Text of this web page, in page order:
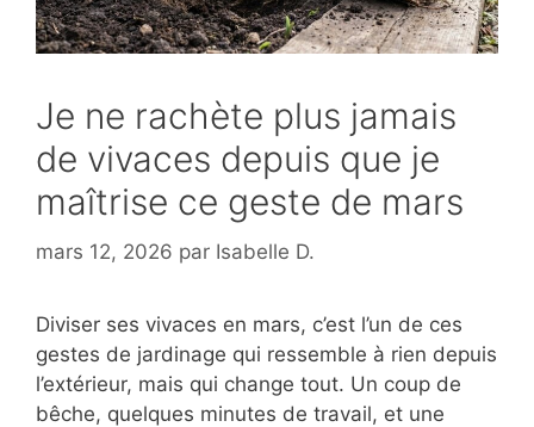
Je ne rachète plus jamais
de vivaces depuis que je
maîtrise ce geste de mars
mars 12, 2026 par Isabelle D.
Diviser ses vivaces en mars, c’est l’un de ces
gestes de jardinage qui ressemble à rien depuis
l’extérieur, mais qui change tout. Un coup de
bêche, quelques minutes de travail, et une